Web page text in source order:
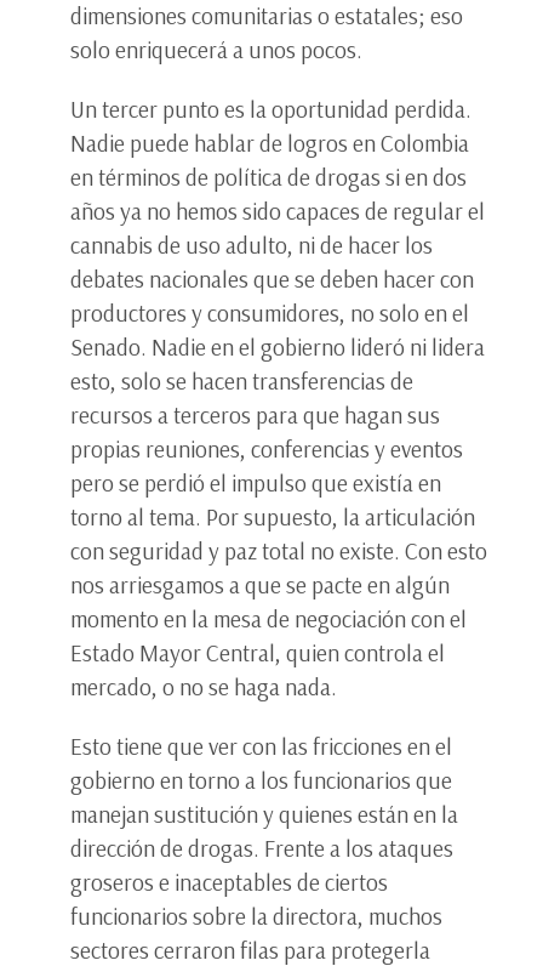
dimensiones comunitarias o estatales; eso
solo enriquecerá a unos pocos.
Un tercer punto es la oportunidad perdida.
Nadie puede hablar de logros en Colombia
en términos de política de drogas si en dos
años ya no hemos sido capaces de regular el
cannabis de uso adulto, ni de hacer los
debates nacionales que se deben hacer con
productores y consumidores, no solo en el
Senado. Nadie en el gobierno lideró ni lidera
esto, solo se hacen transferencias de
recursos a terceros para que hagan sus
propias reuniones, conferencias y eventos
pero se perdió el impulso que existía en
torno al tema. Por supuesto, la articulación
con seguridad y paz total no existe. Con esto
nos arriesgamos a que se pacte en algún
momento en la mesa de negociación con el
Estado Mayor Central, quien controla el
mercado, o no se haga nada.
Esto tiene que ver con las fricciones en el
gobierno en torno a los funcionarios que
manejan sustitución y quienes están en la
dirección de drogas. Frente a los ataques
groseros e inaceptables de ciertos
funcionarios sobre la directora, muchos
sectores cerraron filas para protegerla